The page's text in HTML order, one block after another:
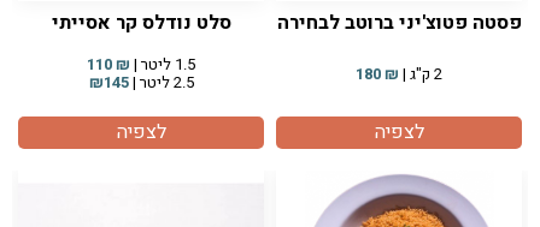
פסטה פטוצ'יני ברוטב לבחירה
2 ק"ג | ₪
180
לצפיה
סלט נודלס קר אסייתי
1.5 ליטר | ₪
110
2.5 ליטר | ₪145
לצפיה